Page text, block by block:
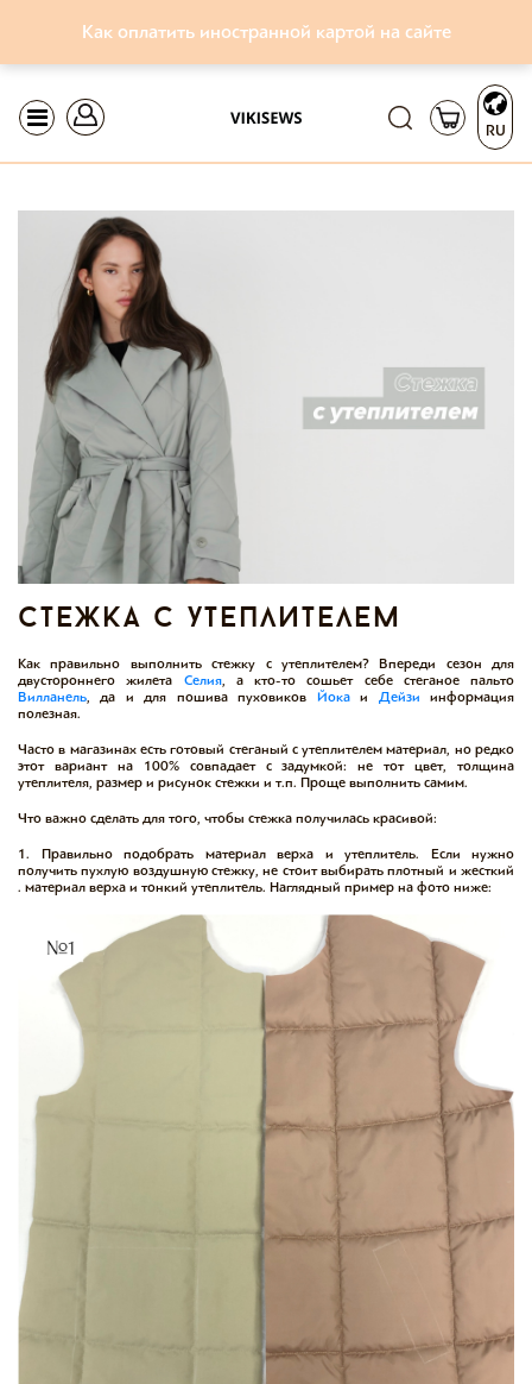
Как оплатить иностранной картой на сайте
RU
стежка с утеплителем
Как правильно выполнить стежку с утеплителем? Впереди сезон для
двустороннего жилета Селия, а кто-то сошьет себе стеганое пальто
Вилланель , да и для пошива пуховиков Йокаи Дейзи информация
полезная.
Часто в магазинах есть готовый стеганый с утеплителем материал, но редко
этот вариант на 100% совпадает с задумкой: не тот цвет, толщина
утеплителя, размер и рисунок стежки и т.п. Проще выполнить самим.
Что важно сделать для того, чтобы стежка получилась красивой:
1. Правильно подобрать материал верха и утеплитель. Если нужно
получить пухлую воздушную стежку, не стоит выбирать плотный и жесткий
. материал верха и тонкий утеплитель. Наглядный пример на фото ниже: